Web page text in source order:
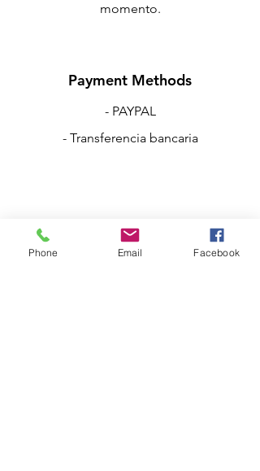
momento.
Payment Methods
- PAYPAL
- Transferencia bancaria
Escríbenos:
Phone Email Facebook